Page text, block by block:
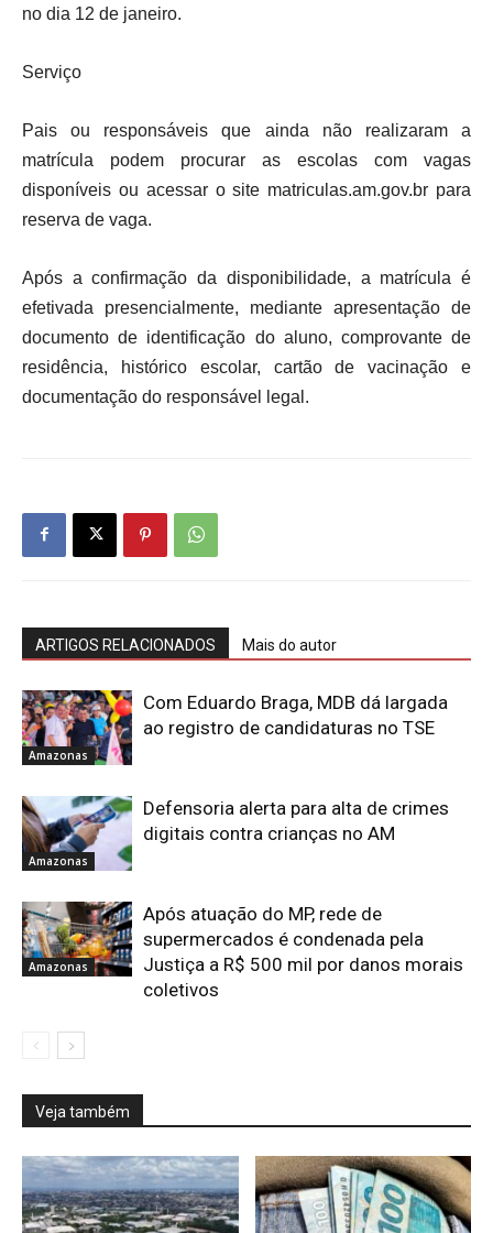
no dia 12 de janeiro.
Serviço
Pais ou responsáveis que ainda não realizaram a
matrícula podem procurar as escolas com vagas
disponíveis ou acessar o site matriculas.am.gov.br para
reserva de vaga.
Após a confirmação da disponibilidade, a matrícula é
efetivada presencialmente, mediante apresentação de
documento de identificação do aluno, comprovante de
residência, histórico escolar, cartão de vacinação e
documentação do responsável legal.
ARTIGOS RELACIONADOS Mais do autor
Amazonas
Com Eduardo Braga, MDB dá largada
ao registro de candidaturas no TSE
Amazonas
Defensoria alerta para alta de crimes
digitais contra crianças no AM
Amazonas
Após atuação do MP, rede de
supermercados é condenada pela
Justiça a R$ 500 mil por danos morais
coletivos
Veja também